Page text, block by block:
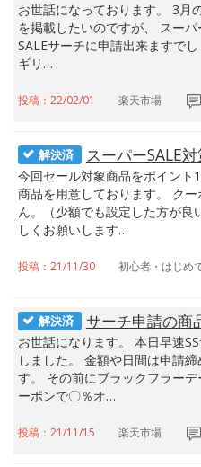
お世話になっております。 3月
を掲載したいのですが、 スー
SALEサーチに申請出来ますで
ギリ…
投稿：22/02/01 楽天市場
解決済 スーパーSALE
今回セール対象商品をポイン
商品を用意しております。 ク
ん。（少額でも設定した方が良
しくお願いします…
投稿：21/11/30 初心者・はじめ
解決済 サーチ申請の商
お世話になります。 本日早速
しました。 金額や日間は申請
す。 その前にブラックフラー
ーポンで〇％オ…
投稿：21/11/15 楽天市場